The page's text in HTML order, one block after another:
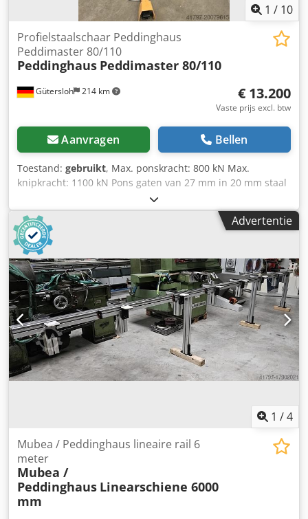
1 / 10
Gütersloh 214 km
Profielstaalschaar Peddinghaus
Peddimaster 80/110
Peddinghaus Peddimaster 80/110
€ 13.200
Vaste prijs excl. btw
Aanvragen Bellen
Toestand: gebruikt, Max. ponskracht: 800 kN Max.
knipkracht: 1100 kN Pons gaten van 27 mm in 20 mm staal
Knipt met de vlakstaalschaar tot 500 mm lengte en
materiaal­dikte van 18 mm staal Verdere technische
gegevens op aanvraag Dedpfx Aisxf E U Ujqjck Wordt
geleverd met een assortiment stempels en matrijzen naar
wens
Advertentie
1 /4
Mubea / Peddinghaus lineaire rail 6
meter
Mubea /
Peddinghaus Linearschiene 6000
mm